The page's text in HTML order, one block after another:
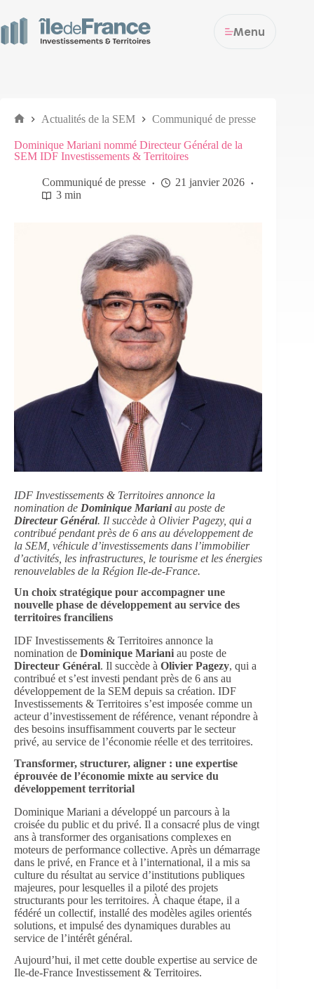
Menu
Actualités de la SEM Communiqué de presse
Dominique Mariani nommé Directeur Général de la
SEM IDF Investissements & Territoires
Communiqué de presse
21 janvier 2026
3 min
IDF Investissements & Territoires annonce la
nomination de Dominique Marianiau poste de
Directeur Général. Il succède à Olivier Pagezy, qui a
contribué pendant près de 6 ans au développement de
la SEM, véhicule d’investissements dans l’immobilier
d’activités, les infrastructures, le tourisme et les énergies
renouvelables de la Région Ile-de-France.
Un choix stratégique pour accompagner une
nouvelle phase de développement au service des
territoires franciliens
IDF Investissements & Territoires annonce la
nomination de Dominique Mariani au poste de
Directeur Général. Il succède à Olivier Pagezy, qui a
contribué et s’est investi pendant près de 6 ans au
développement de la SEM depuis sa création. IDF
Investissements & Territoires s’est imposée comme un
acteur d’investissement de référence, venant répondre à
des besoins insuffisamment couverts par le secteur
privé, au service de l’économie réelle et des territoires.
Transformer, structurer, aligner : une expertise
éprouvée de l’économie mixte au service du
développement territorial
Dominique Mariani a développé un parcours à la
croisée du public et du privé. Il a consacré plus de vingt
ans à transformer des organisations complexes en
moteurs de performance collective. Après un démarrage
dans le privé, en France et à l’international, il a mis sa
culture du résultat au service d’institutions publiques
majeures, pour lesquelles il a piloté des projets
structurants pour les territoires. À chaque étape, il a
fédéré un collectif, installé des modèles agiles orientés
solutions, et impulsé des dynamiques durables au
service de l’intérêt général.
Aujourd’hui, il met cette double expertise au service de
Ile-de-France Investissement & Territoires.